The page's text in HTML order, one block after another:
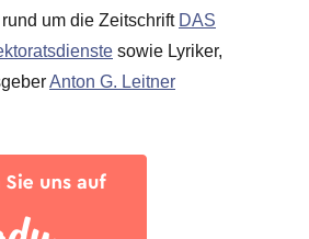
um die Zeitschrift DAS
sowie Lyriker,
Anton G. Leitner